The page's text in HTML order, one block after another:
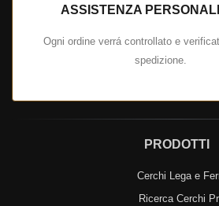
ASSISTENZA
Ogni ordine verrá controllato e
spedizione.
PRODOTTI
Cerchi Lega e
Ricerca Cerchi